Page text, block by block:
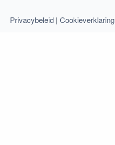
Privacybeleid | Cookieverklaring